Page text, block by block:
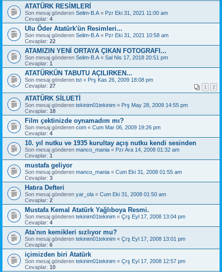
ATATÜRK RESİMLERİ
Son mesaj gönderen Selim-B.A « Pzr Eki 31, 2021 11:00 am
Cevaplar: 4
Ulu Öder Atatürk'ün Resimleri...
Son mesaj gönderen Selim-B.A « Pzr Eki 31, 2021 10:58 am
Cevaplar: 22
ATAMIZIN YENİ ORTAYA ÇIKAN FOTOGRAFI...
Son mesaj gönderen Selim-B.A « Sal Nis 17, 2018 20:51 pm
Cevaplar: 1
ATATÜRKÜN TABUTU AÇILIRKEN...
Son mesaj gönderen tst « Prş Kas 26, 2009 18:08 pm
Cevaplar: 27 1 2
ATATÜRK SİLUETİ
Son mesaj gönderen tekinim01tekinim « Prş May 28, 2009 14:55 pm
Cevaplar: 18
Film çektinizde oynamadım mı?
Son mesaj gönderen com « Cum Mar 06, 2009 19:26 pm
Cevaplar: 4
10. yıl nutku ve 1935 kurultay açış nutku kendi sesinden
Son mesaj gönderen manco_mania « Pzr Ara 14, 2008 01:32 am
Cevaplar: 1
mustafa geliyor
Son mesaj gönderen manco_mania « Cum Eki 31, 2008 01:55 am
Cevaplar: 3
Hatıra Defteri
Son mesaj gönderen yar_ola « Cum Eki 31, 2008 01:50 am
Cevaplar: 2
Mustafa Kemal Atatürk Yağlıboya Resmi.
Son mesaj gönderen tekinim01tekinim « Çrş Eyl 17, 2008 13:04 pm
Cevaplar: 4
Ata'nın kemikleri sızlıyor mu?
Son mesaj gönderen tekinim01tekinim « Çrş Eyl 17, 2008 13:01 pm
Cevaplar: 6
içimizden biri Atatürk
Son mesaj gönderen tekinim01tekinim « Çrş Eyl 17, 2008 12:57 pm
Cevaplar: 10